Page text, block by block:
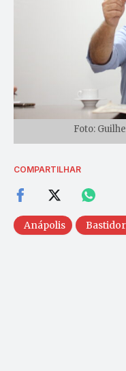
Foto:
COMPARTILHAR
Anápolis